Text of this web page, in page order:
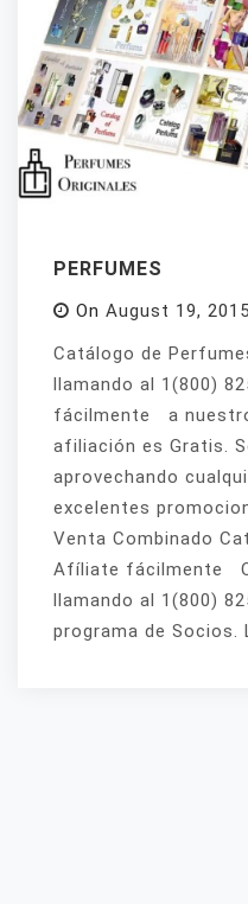
PERFUMES
On August 19, 2015
Catálogo de
llamando al 1(800)
fácilmente a
afiliación es Gratis.
aprovechando
excelentes
Venta Combinado
Afíliate fácilmente
llamando al 1(800)
programa de Socios.